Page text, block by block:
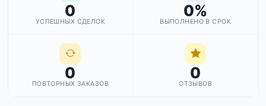
0
УСПЕШНЫХ СДЕЛОК
0%
ВЫПОЛНЕНО В СРОК
0
ПОВТОРНЫХ ЗАКАЗОВ
0
ОТЗЫВОВ